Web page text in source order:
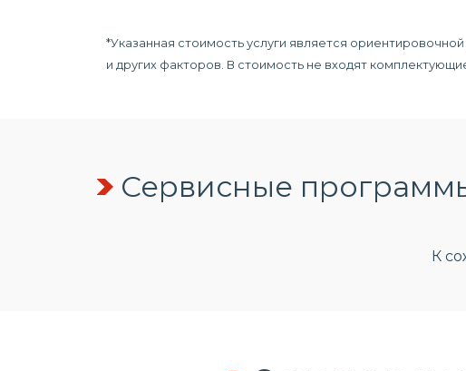
*Указанная стоимость услуги является
и других факторов. В стоимость не входят
Сервисные
К